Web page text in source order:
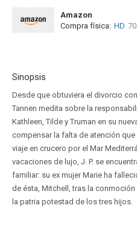
Amazon
Compra física: HD
Sinopsis
Desde que obtuviera el divorcio
Tannen medita sobre la
Kathleen, Tilde y Truman en su
compensar la falta de atención
viaje en crucero por el Mar
vacaciones de lujo, J. P. se
familiar: su ex mujer Marie ha
de ésta, Mitchell, tras la
la patria potestad de los tres hijos.